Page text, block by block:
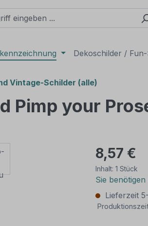
Dekoschilder /
Vintage-Schilder (alle)
Pimp your
8,57 €
Inhalt: 1 Stück
Sie
Lieferzeit